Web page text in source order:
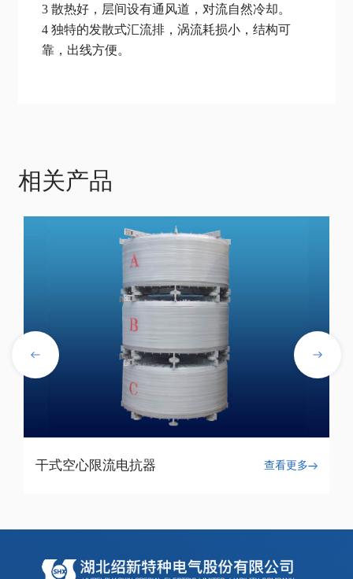
3 散热好，层间设有通风道，对流自然冷却。
4 独特的发散式汇流排，涡流耗损小，结构可
靠，出线方便。
相关产品
干式空心限流电抗器 查看更多